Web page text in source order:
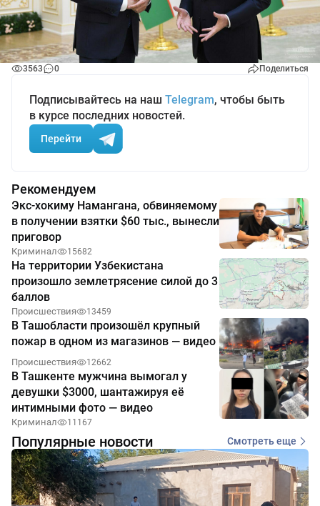
3563 0 Поделиться
Подписывайтесь на наш Telegram, чтобы быть
в курсе последних новостей.
Перейти
Рекомендуем
Экс-хокиму Намангана, обвиняемому
в получении взятки $60 тыс., вынесли
приговор
Криминал 15682
На территории Узбекистана
произошло землетрясение силой до 3
баллов
Происшествия 13459
В Ташобласти произошёл крупный
пожар в одном из магазинов — видео
Происшествия 12662
В Ташкенте мужчина вымогал у
девушки $3000, шантажируя её
интимными фото — видео
Криминал 11167
Популярные новости Смотреть еще